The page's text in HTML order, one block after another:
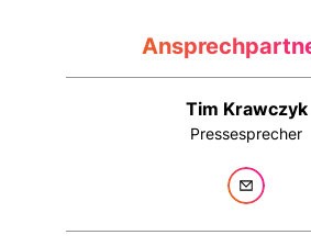
Tim Krawczyk
Pressesprecher